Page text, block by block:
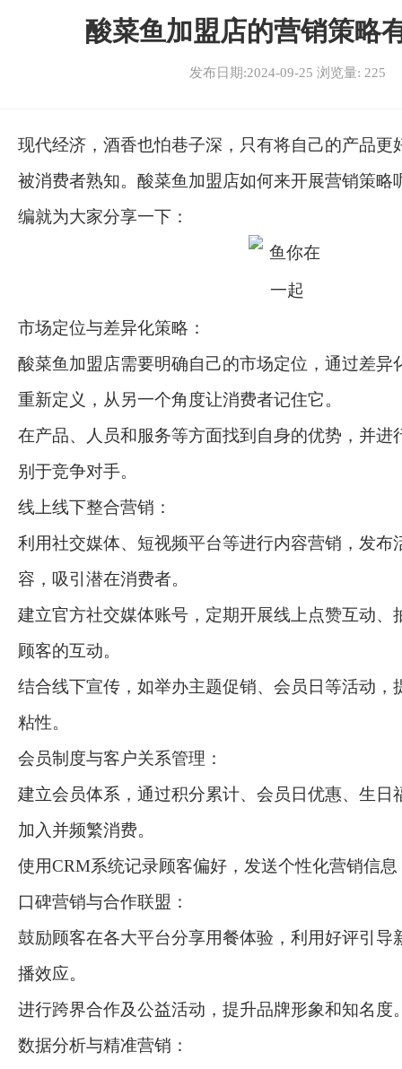
酸菜鱼加盟店的营销策略
发布日期:2024-09-25 浏览量: 225
现代经济，酒香也怕巷子深，只有将自己的产品更
被消费者熟知。酸菜鱼加盟店如何来开展营销策略
编就为大家分享一下：
市场定位与差异化策略：
酸菜鱼加盟店需要明确自己的市场定位，通过差异
重新定义，从另一个角度让消费者记住它。
在产品、人员和服务等方面找到自身的优势，并进
别于竞争对手。
线上线下整合营销：
利用社交媒体、短视频平台等进行内容营销，发布
容，吸引潜在消费者。
建立官方社交媒体账号，定期开展线上点赞互动、
顾客的互动。
结合线下宣传，如举办主题促销、会员日等活动，
粘性。
会员制度与客户关系管理：
建立会员体系，通过积分累计、会员日优惠、生日
加入并频繁消费。
使用CRM系统记录顾客偏好，发送个性化营销信
口碑营销与合作联盟：
鼓励顾客在各大平台分享用餐体验，利用好评引导
播效应。
进行跨界合作及公益活动，提升品牌形象和知名度
数据分析与精准营销：